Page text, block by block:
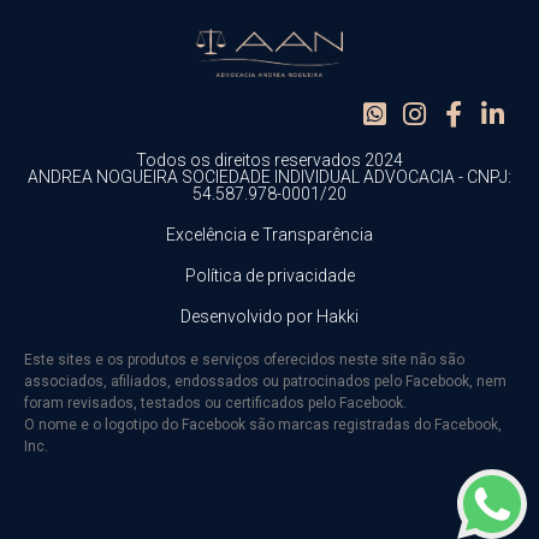
Todos os direitos reservados 2024
ANDREA NOGUEIRA SOCIEDADE INDIVIDUAL ADVOCACIA - CNPJ:
54.587.978-0001/20
Excelência e Transparência
Política de privacidade
Desenvolvido por Hakki
Este sites e os produtos e serviços oferecidos neste site não são
associados, afiliados, endossados ou patrocinados pelo Facebook, nem
foram revisados, testados ou certificados pelo Facebook.
O nome e o logotipo do Facebook são marcas registradas do Facebook,
Inc.
Direito Tributário Empresarial
Fale sobre sua necessidade*